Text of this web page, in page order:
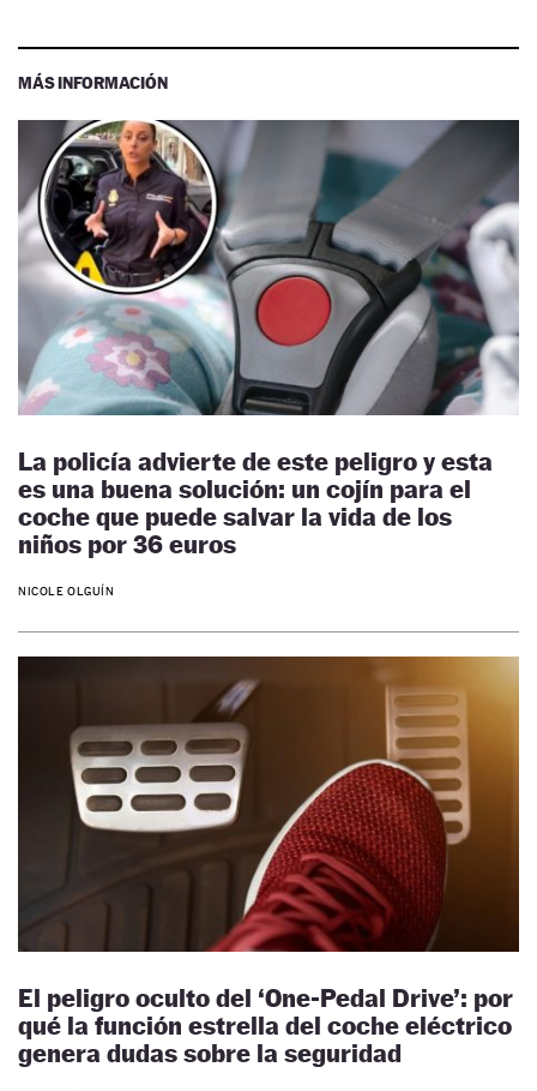
MÁS INFORMACIÓN
La policía advierte de este peligro y esta
es una buena solución: un cojín para el
coche que puede salvar la vida de los
niños por 36 euros
NICOLE OLGUÍN
El peligro oculto del ‘One-Pedal Drive’: por
qué la función estrella del coche eléctrico
genera dudas sobre la seguridad